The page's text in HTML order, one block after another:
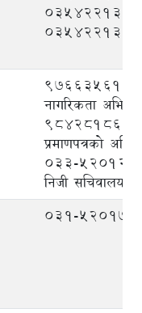
035422131,
035422132
नागरिकता
9842818615
प्रमाणपत्रको
033-520121
निजी सचिवालय)
०३१-५२०१७४